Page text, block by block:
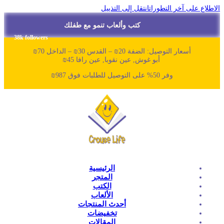
على آخر التطورات انتقل إلى التذييل
كتب وألعاب تنمو مع طفلك
38k followers
أسعار التوصيل: الضفة 20₪ – القدس 30₪ – الداخل 70₪
أبو غوش, عين نقوبا, عين رافا 45₪
وفر 50% على التوصيل للطلبات فوق 987₪
الرئيسية
المتجر
الكتب
الألعاب
أحدث المنتجات
تخفيضات
المقالات